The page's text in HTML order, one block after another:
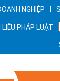
NGHIỆP
LIỆU PHÁP LUẬT